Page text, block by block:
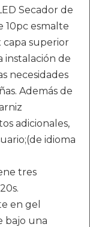
Secador de
10pc esmalte
capa superior
instalación de
necesidades
Además de
adicionales,
idioma
tres
en gel
bajo una